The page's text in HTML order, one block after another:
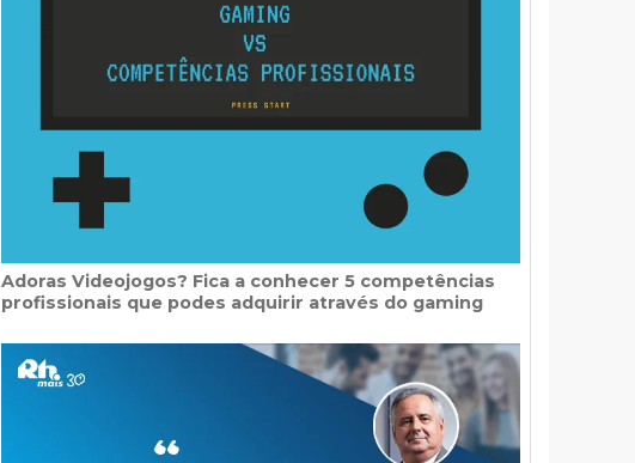
Adoras Videojogos? Fica a conhecer 5 competências
profissionais que podes adquirir através do gaming